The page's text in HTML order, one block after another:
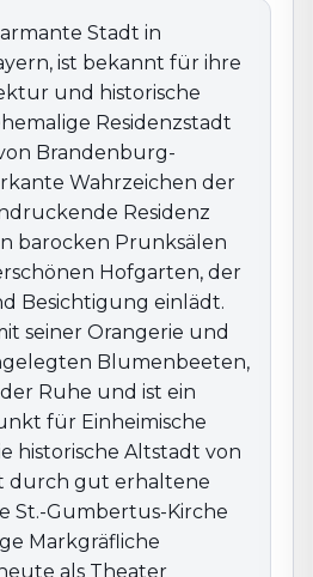
und Besichtigung einlädt.
Orangerie und den kunstvoll
bietet eine Oase der
Treffpunkt für Einheimische
Altstadt von Ansbach
Bauwerke wie die St.-
das ehemalige Markgräfliche
als Theater genutzt wird. Die
der alljährlichen Rokoko-
barocke Vergangenheit in
Leben erweckt wird.
ist vielfältig, mit Museen,
die das ganze Jahr
Fränkische
Wanderwege laden
der Umgebung ein.
Eleganz, kulturellen
Gastfreundschaft und ist ein
Bayerns Geschichte und Kultur
erleben möchten.
Stadt in
ist bekannt für ihre
und historische
Residenzstadt
Brandenburg-
Wahrzeichen der
Residenz
barocken Prunksälen
Hofgarten, der
Besichtigung einlädt.
seiner Orangerie und
Blumenbeeten,
Ruhe und ist ein
für Einheimische
historische Altstadt von
durch gut erhaltene
St.-Gumbertus-Kirche
Markgräfliche
als Theater